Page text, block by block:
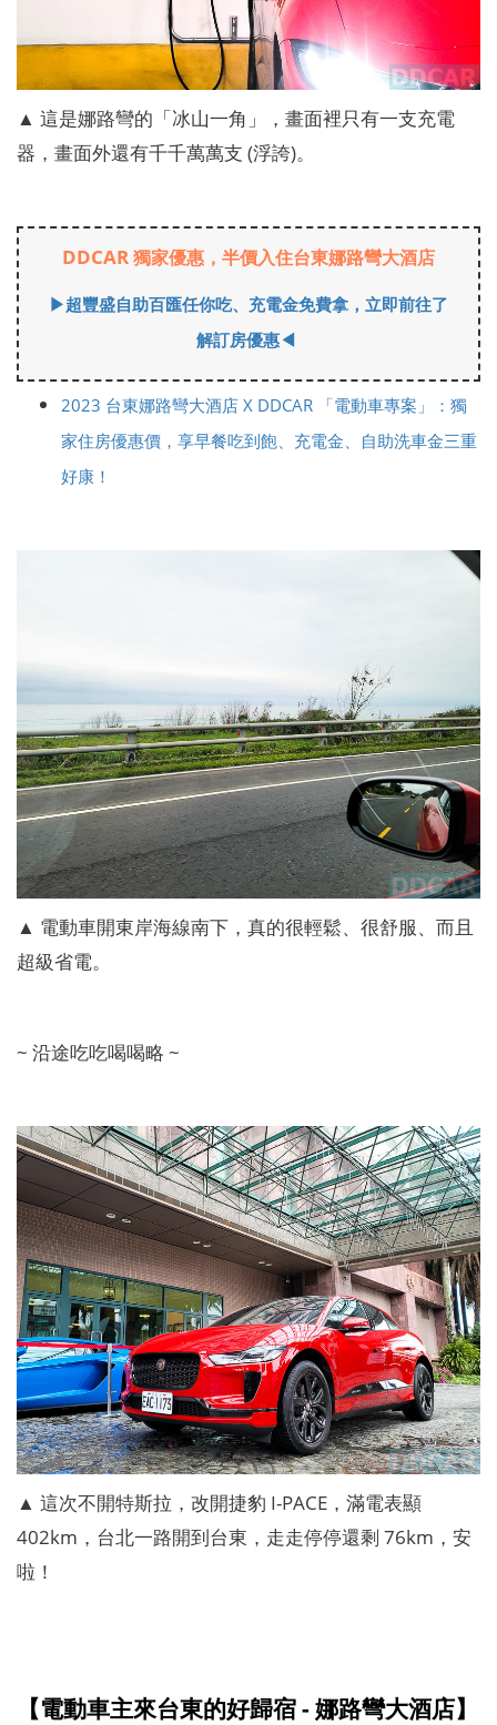
▲ 這是娜路彎的「冰山一角」，畫面裡只有一支充電
器，畫面外還有千千萬萬支 (浮誇)。
DDCAR獨家優惠，半價入住台東娜路彎大酒店
▶超豐盛自助百匯任你吃、充電金免費拿，立即前往了
解訂房優惠◀
2023 台東娜路彎大酒店 X DDCAR 「電動車專案」：獨
家住房優惠價，享早餐吃到飽、充電金、自助洗車金三重
好康！
▲ 電動車開東岸海線南下，真的很輕鬆、很舒服、而且
超級省電。
~ 沿途吃吃喝喝略 ~
▲ 這次不開特斯拉，改開捷豹 I-PACE，滿電表顯
402km，台北一路開到台東，走走停停還剩 76km，安
啦！
【電動車主來台東的好歸宿 - 娜路彎大酒店】